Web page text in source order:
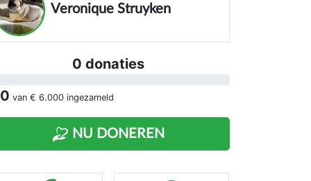
Veronique Struyken
0 donaties
van € 6.000 ingezameld
NU DONEREN